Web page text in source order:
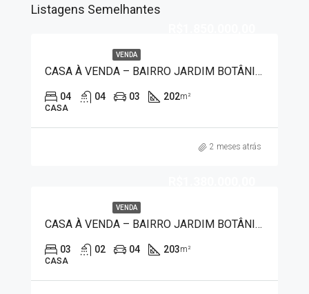
Listagens Semelhantes
VENDA
CASA À VENDA – BAIRRO JARDIM BOTÂNICO 1313
04 04 03 202m²
CASA
2 meses atrás
VENDA
CASA À VENDA – BAIRRO JARDIM BOTÂNICO 4014
03 02 04 203m²
CASA